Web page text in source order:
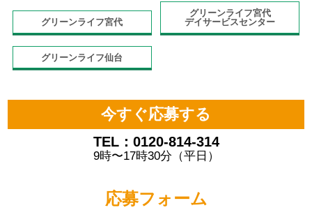
グリーンライフ宮代
グリーンライフ宮代
デイサービスセンター
グリーンライフ仙台
今すぐ応募する
TEL：0120-814-314
9時〜17時30分（平日）
応募フォーム